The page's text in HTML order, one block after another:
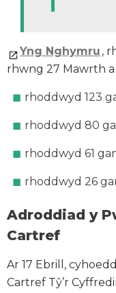
Yng Nghymru ,
rhwng 27 Mawrth a
rhoddwyd 123
rhoddwyd 80
rhoddwyd 61
rhoddwyd 26
Adroddiad y
Cartref
Ar 17 Ebrill,
Cartref Tŷ’r